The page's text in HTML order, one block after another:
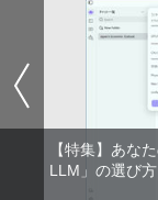
【特集】あな
LLM」の選び